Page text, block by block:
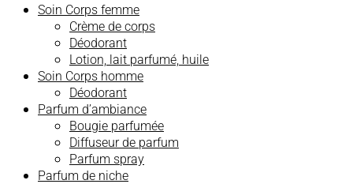
Soin Corps femme
Crème de corps
Déodorant
Lotion, lait parfumé, huile
Soin Corps homme
Déodorant
Parfum d’ambiance
Bougie parfumée
Diffuseur de parfum
Parfum spray
Parfum de niche